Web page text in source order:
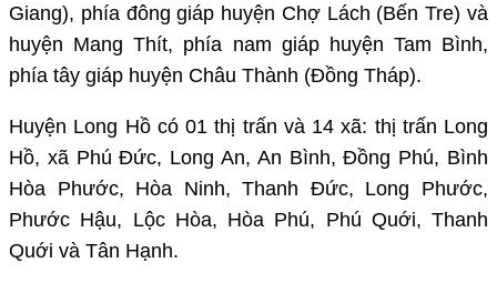
Giang), phía đông giáp huyện Chợ Lách (Bến Tre) và
huyện Mang Thít, phía nam giáp huyện Tam Bình,
phía tây giáp huyện Châu Thành (Đồng Tháp).
Huyện Long Hồ có 01 thị trấn và 14 xã: thị trấn Long
Hồ, xã Phú Đức, Long An, An Bình, Đồng Phú, Bình
Hòa Phước, Hòa Ninh, Thanh Đức, Long Phước,
Phước Hậu, Lộc Hòa, Hòa Phú, Phú Quới, Thanh
Quới và Tân Hạnh.